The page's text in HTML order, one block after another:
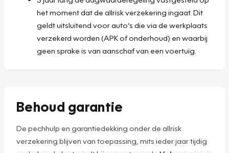
het moment dat de allrisk verzekering ingaat. Dit
geldt uitsluitend voor auto’s die via de werkplaats
verzekerd worden (APK of onderhoud) en waarbij
geen sprake is van aanschaf van een voertuig.
Behoud garantie
De pechhulp en garantiedekking onder de allrisk
verzekering blijven van toepassing, mits ieder jaar tijdig